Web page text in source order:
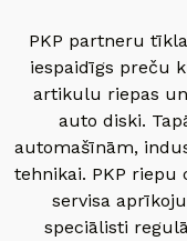
PKP partneru
iespaidīgs preču
artikulu riepas
auto diski.
automašīnām,
tehnikai. PKP
servisa
speciālisti